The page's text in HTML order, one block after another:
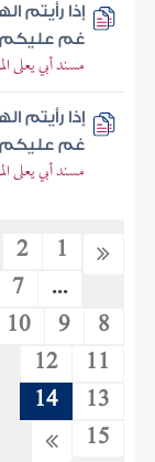
إذا رأيتم
غم عليكم
مسند أبي يعلى
إذا رأيتم
غم عليكم
مسند أبي يعلى
1
2
...
7
8
9
10
11
12
13
14
15